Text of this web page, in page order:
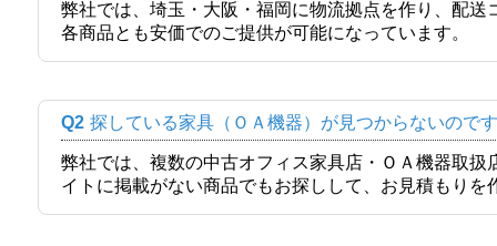
弊社では、埼玉・大阪・福岡に物流拠点を作り、配
各商品とも安価でのご提供が可能になっています。
Q2 探している家具（ＯＡ機器）が見つからないので
弊社では、複数の中古オフィス家具店・ＯＡ機器取
イトに掲載がない商品でもお探しして、お見積もりを